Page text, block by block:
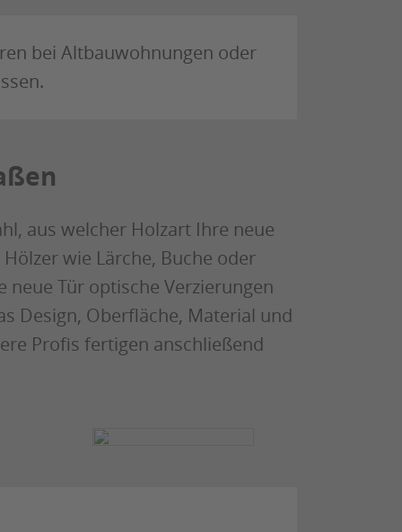
bei Altbauwohnungen oder
aus welcher Holzart Ihre neue
wie Lärche, Buche oder
neue Tür optische Verzierungen
Design, Oberfläche, Material und
Profis fertigen anschließend